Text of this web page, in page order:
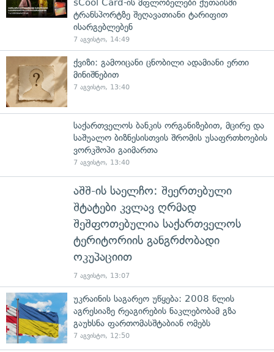
sCool Card-ის მფლობელები ქუთაისში
ტრანსპორტზე შეღავათიანი ტარიფით
ისარგებლებენ
7 აგვისტო, 14:49
ქვიზი: გამოიცანი ცნობილი ადამიანი ერთი
მინიშნებით
7 აგვისტო, 13:40
საქართველოს ბანკის ორგანიზებით, მცირე და
საშუალო ბიზნესისთვის შრომის უსაფრთხოების
ვორკშოპი გაიმართა
7 აგვისტო, 13:40
აშშ-ის საელჩო: შეერთებული
შტატები კვლავ ღრმად
შეშფოთებულია საქართველოს
ტერიტორიის განგრძობადი
ოკუპაციით
7 აგვისტო, 13:07
უკრაინის საგარეო უწყება: 2008 წლის
აგრესიაზე რეაგირების ნაკლებობამ გზა
გაუხსნა ფართომასშტაბიან ომებს
7 აგვისტო, 12:50